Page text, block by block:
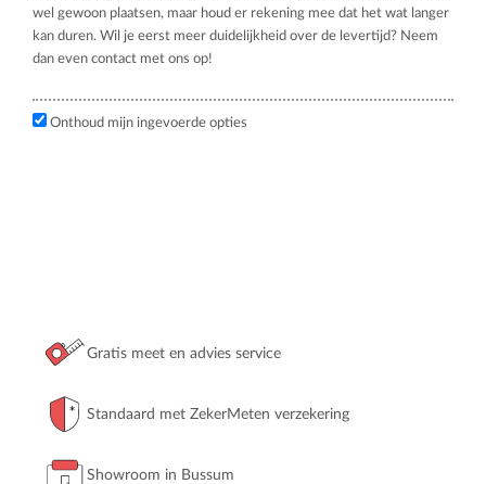
wel gewoon plaatsen, maar houd er rekening mee dat het wat langer
kan duren. Wil je eerst meer duidelijkheid over de levertijd? Neem
dan even contact met ons op!
Onthoud mijn ingevoerde opties
Gratis meet en advies service
Standaard met ZekerMeten verzekering
Showroom in Bussum